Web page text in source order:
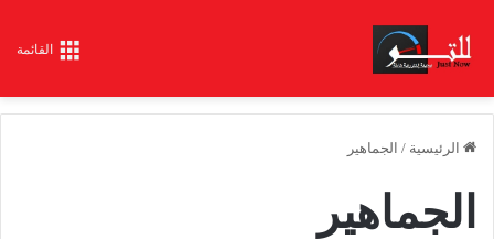
القائمة
الرئيسية / الجماهير
الجماهير